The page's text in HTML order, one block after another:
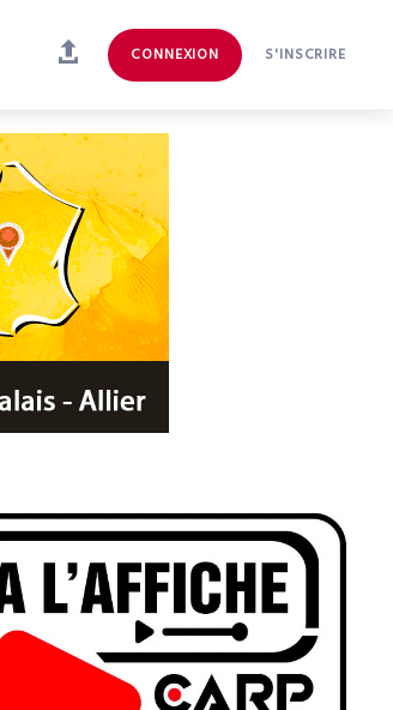
CONNEXION S'INSCRIRE